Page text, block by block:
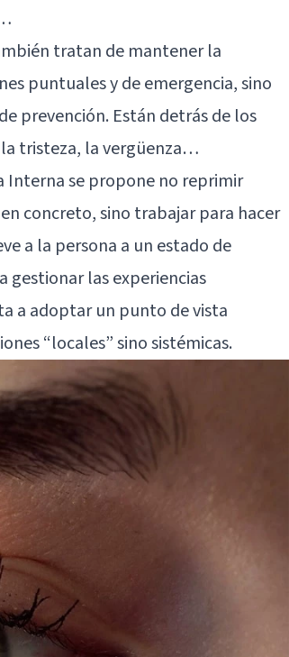
tratan de mantener la
puntuales y de emergencia, sino
prevención. Están detrás de los
tristeza, la vergüenza…
Interna se propone no reprimir
concreto, sino trabajar para hacer
a la persona a un estado de
gestionar las experiencias
a adoptar un punto de vista
“locales” sino sistémicas.